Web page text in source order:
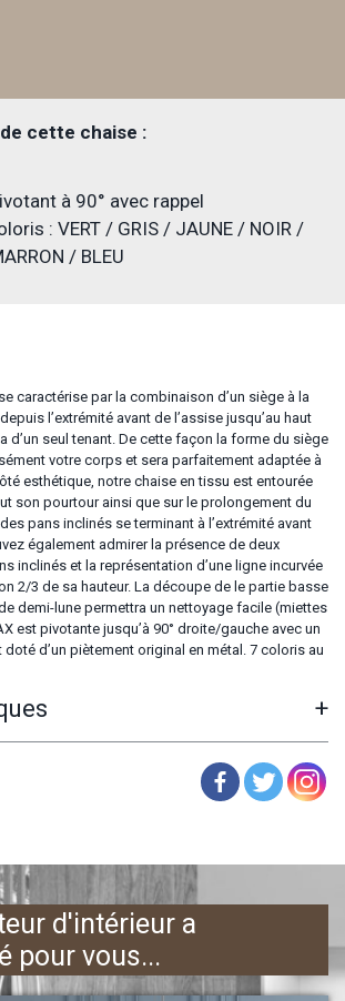
cette chaise :
à 90° avec rappel
: VERT / GRIS / JAUNE / NOIR /
/ BLEU
caractérise par la combinaison d’un siège à la
l’extrémité avant de l’assise jusqu’au haut
d’un seul tenant. De cette façon la forme du siège
votre corps et sera parfaitement adaptée à
esthétique, notre chaise en tissu est entourée
son pourtour ainsi que sur le prolongement du
pans inclinés se terminant à l’extrémité avant
également admirer la présence de deux
inclinés et la représentation d’une ligne incurvée
2/3 de sa hauteur. La découpe de le partie basse
demi-lune permettra un nettoyage facile (miettes
est pivotante jusqu’à 90° droite/gauche avec un
d’un piètement original en métal. 7 coloris au
+
d'intérieur a
pour vous...